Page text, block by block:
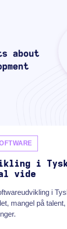
i
vide
i
mangel på